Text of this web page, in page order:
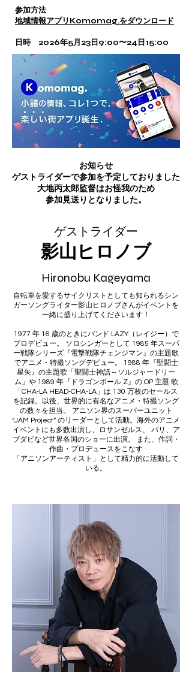
参加方法
地域情報アプリKomomag.をダウンロード
日時 2026年5月23日9:00〜24日15:00
お知らせ
ゲストライダーで参加を予定しておりました
大地丙太郎監督はお怪我のため
参加見送りとなりました。
​ゲストライダー
影山ヒロノブ
Hironobu Kageyama
自転車を愛するサイクリストとしても知られるシン
ガーソングライター影山ヒロノブさんがイベントを
一緒に盛り上げてくださいます！
1977 年 16 歳のときにバンド LAZY（レイジー）で
プロデビュー。 ソロシンガーとして 1985 年スーパ
ー戦隊シリーズ『電撃戦隊チェンジマン』の主題歌
でアニメ・特撮ソングデビュー。 1988 年『聖闘士
星矢』の主題歌「聖闘士神話～ソルジャードリー
ム」や 1989 年『ドラゴンボール Z』の OP 主題 歌
「CHA-LA HEAD-CHA-LA」は 130 万枚のセールス
を記録。以後、世界的に有名なアニメ・特撮ソング
の数々を担当。 アニソン界のスーパーユニット
“JAM Project” のリーダーとして活動。海外のアニメ
イベントにも多数出演し、ロサンゼルス、 パリ、ア
ブダビなど世界各国のショーに出演。 また、作詞・
作曲・プロデュースをこなす
「アニソンアーティスト」として精力的に活動して
いる。